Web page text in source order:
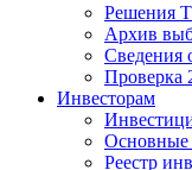
Решения
Архив
Сведения
Проверка
Инвесторам
Основные
Реестр